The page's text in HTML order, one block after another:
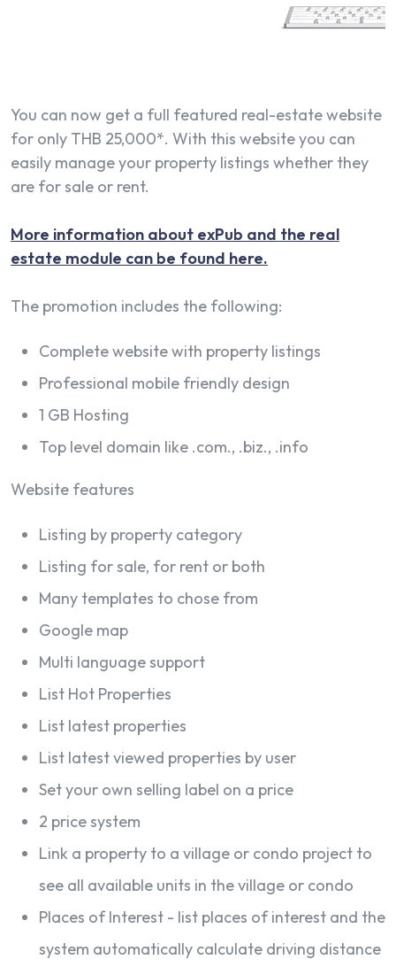
You can now get a full featured real-estate website
for only THB 25,000*. With this website you can
easily manage your property listings whether they
are for sale or rent.
More information about exPub and the real
estate module can be found here.
The promotion includes the following:
Complete website with property listings
Professional mobile friendly design
1 GB Hosting
Top level domain like .com., .biz., .info
Website features
Listing by property category
Listing for sale, for rent or both
Many templates to chose from
Google map
Multi language support
List Hot Properties
List latest properties
List latest viewed properties by user
Set your own selling label on a price
2 price system
Link a property to a village or condo project to
see all available units in the village or condo
Places of Interest - list places of interest and the
system automatically calculate driving distance